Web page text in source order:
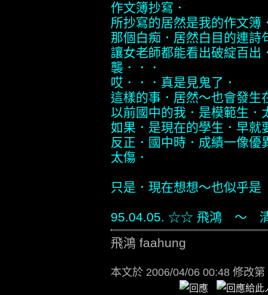
作文簿抄寫．
所抄寫的居然是我的作文簿
那個白痴．居然白目的連詩
讓女老師都能看出破綻百出
襲．．．
哎．．．真是見鬼了．
這樣的事．居然～也會發生
以前國中的我．是模範生．
如果．是現在的學生．早就
反正．國中時．成績一像優
太傷．
只是．現在想想～也似乎是
95.04.05. ☆☆ 飛鴻 ～ 清
飛鴻 faahung
本文於 2006/04/06 00:48 修改第